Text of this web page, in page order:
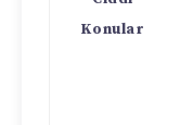
Konular